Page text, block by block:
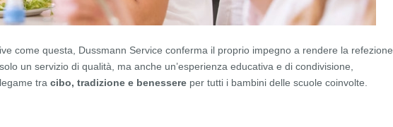
come questa, Dussmann Service conferma il proprio impegno a rendere la refezione
un servizio di qualità, ma anche un’esperienza educativa e di condivisione,
tracibo, tradizione e benessere per tutti i bambini delle scuole coinvolte.